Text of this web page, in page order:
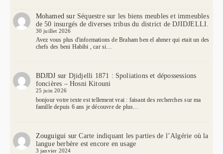
Mohamed sur Séquestre sur les biens meubles et immeubles
de 50 insurgés de diverses tribus du district de DJIDJELLI.
30 juillet 2026
Avez vous plus d'informations de Braham ben el ahmer qui etait un des
chefs des beni Habibi , car si…
BDJDJ sur Djidjelli 1871 : Spoliations et dépossessions
foncières – Hosni Kitouni
25 juin 2026
bonjour votre texte est tellement vrai : faisant des recherches sur ma
famille depuis 6 ans je découvre de plus…
Zouguigui surCarte indiquant les parties de l’Algérie où la
langue berbère est encore en usage
3 janvier 2024